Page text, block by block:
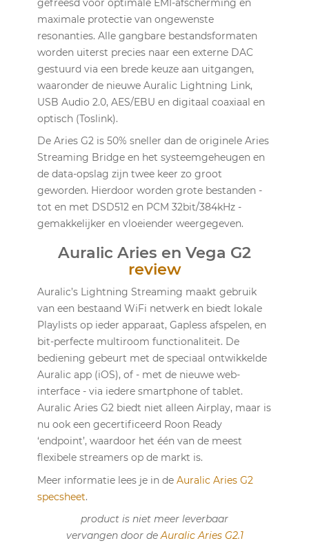
gefreesd voor optimale EMI-afscherming en
maximale protectie van ongewenste
resonanties. Alle gangbare bestandsformaten
worden uiterst precies naar een externe DAC
gestuurd via een brede keuze aan uitgangen,
waaronder de nieuwe Auralic Lightning Link,
USB Audio 2.0, AES/EBU en digitaal coaxiaal en
optisch (Toslink).
De Aries G2 is 50% sneller dan de originele Aries
Streaming Bridge en het systeemgeheugen en
de data-opslag zijn twee keer zo groot
geworden. Hierdoor worden grote bestanden -
tot en met DSD512 en PCM 32bit/384kHz -
gemakkelijker en vloeiender weergegeven.
Auralic Aries en Vega G2
review
Auralic’s Lightning Streaming maakt gebruik
van een bestaand WiFi netwerk en biedt lokale
Playlists op ieder apparaat, Gapless afspelen, en
bit-perfecte multiroom functionaliteit. De
bediening gebeurt met de speciaal ontwikkelde
Auralic app (iOS), of - met de nieuwe web-
interface - via iedere smartphone of tablet.
Auralic Aries G2 biedt niet alleen Airplay, maar is
nu ook een gecertificeerd Roon Ready
‘endpoint’, waardoor het één van de meest
flexibele streamers op de markt is.
Meer informatie lees je in de Auralic Aries G2
specsheet.
product is niet meer leverbaar
vervangen door deAuralic Aries G2.1